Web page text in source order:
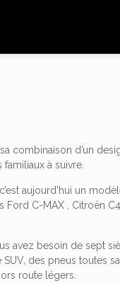
combinaison d’un
à suivre.
aujourd’hui un
C-MAX , Citroën
avez besoin de sept
des pneus toutes
route légers.